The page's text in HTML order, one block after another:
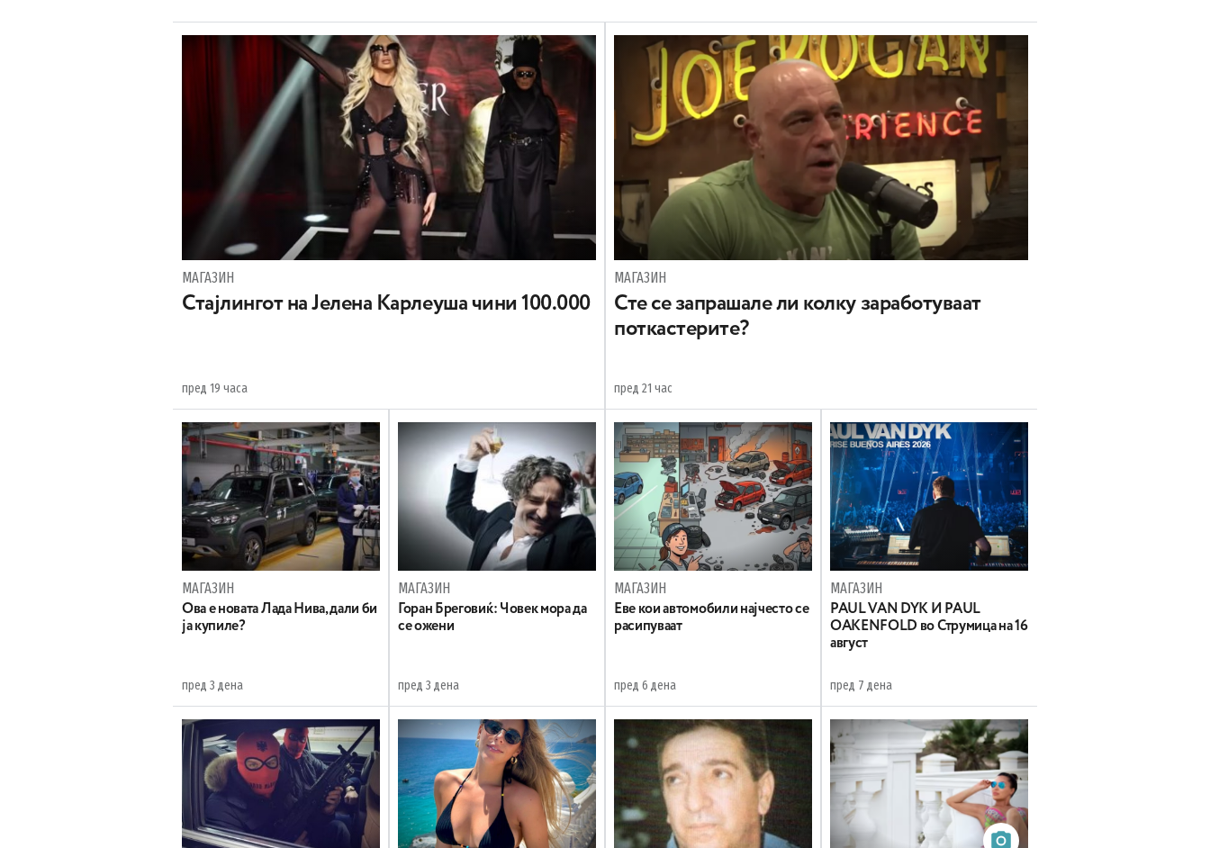
МАГАЗИН
Стајлингот на Јелена Карлеуша чини 100.000
пред 19 часа
МАГАЗИН
Сте се запрашале ли колку заработуваат
поткастерите?
пред 21 час
МАГАЗИН
Ова е новата Лада Нива, дали би
ја купиле?
пред 3 дена
МАГАЗИН
Горан Бреговиќ: Човек мора да
се ожени
пред 3 дена
МАГАЗИН
Еве кои автомобили најчесто се
расипуваат
пред 6 дена
МАГАЗИН
PAUL VAN DYK И PAUL
OAKENFOLD во Струмица на 16
август
пред 7 дена